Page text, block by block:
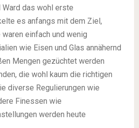
Ward das wohl erste
es anfangs mit dem Ziel,
einfach und wenig
wie Eisen und Glas annähernd
Mengen gezüchtet werden
die wohl kaum die richtigen
diverse Regulierungen wie
Finessen wie
werden heute